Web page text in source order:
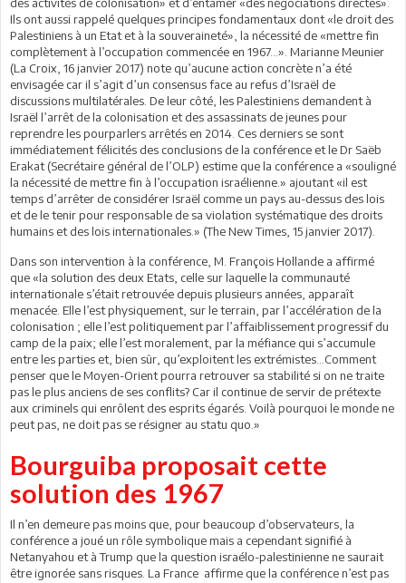
Ils ont aussi rappelé quelques principes fondamentaux dont «le droit des
Palestiniens à un Etat et à la souveraineté», la nécessité de «mettre fin
complètement à l’occupation commencée en 1967…». Marianne Meunier
(La Croix, 16 janvier 2017) note qu’aucune action concrète n’a été
envisagée car il s’agit d’un consensus face au refus d’Israël de
discussions multilatérales. De leur côté, les Palestiniens demandent à
Israël l’arrêt de la colonisation et des assassinats de jeunes pour
reprendre les pourparlers arrêtés en 2014. Ces derniers se sont
immédiatement félicités des conclusions de la conférence et le Dr Saëb
Erakat (Secrétaire général de l’OLP) estime que la conférence a «souligné
la nécessité de mettre fin à l’occupation israélienne.» ajoutant «il est
temps d’arrêter de considérer Israël comme un pays au-dessus des lois
et de le tenir pour responsable de sa violation systématique des droits
humains et des lois internationales.» (The New Times, 15 janvier 2017).
Dans son intervention à la conférence, M. François Hollande a affirmé
que «la solution des deux Etats, celle sur laquelle la communauté
internationale s’était retrouvée depuis plusieurs années, apparaît
menacée. Elle l’est physiquement, sur le terrain, par l’accélération de la
colonisation ; elle l’est politiquement par l’affaiblissement progressif du
camp de la paix; elle l’est moralement, par la méfiance qui s’accumule
entre les parties et, bien sûr, qu’exploitent les extrémistes…Comment
penser que le Moyen-Orient pourra retrouver sa stabilité si on ne traite
pas le plus anciens de ses conflits? Car il continue de servir de prétexte
aux criminels qui enrôlent des esprits égarés. Voilà pourquoi le monde ne
peut pas, ne doit pas se résigner au statu quo.»
Bourguiba proposait cette
solution des 1967
Il n’en demeure pas moins que, pour beaucoup d’observateurs, la
conférence a joué un rôle symbolique mais a cependant signifié à
Netanyahou et à Trump que la question israélo-palestinienne ne saurait
être ignorée sans risques. La France affirme que la conférence n’est pas